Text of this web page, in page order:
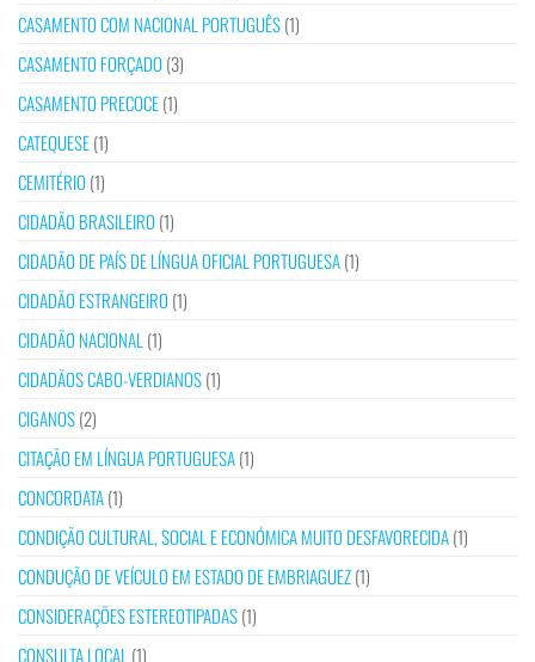
CASAMENTO COM NACIONAL PORTUGUÊS(1)
CASAMENTO FORÇADO (3)
CASAMENTO PRECOCE(1)
CATEQUESE(1)
CEMITÉRIO (1)
CIDADÃO BRASILEIRO (1)
CIDADÃO DE PAÍS DE LÍNGUA OFICIAL PORTUGUESA(1)
CIDADÃO ESTRANGEIRO (1)
CIDADÃO NACIONAL (1)
CIDADÃOS CABO-VERDIANOS(1)
CIGANOS(2)
CITAÇÃO EM LÍNGUA PORTUGUESA(1)
CONCORDATA(1)
CONDIÇÃO CULTURAL, SOCIAL E ECONÓMICA MUITO DESFAVORECIDA(1)
CONDUÇÃO DE VEÍCULO EM ESTADO DE EMBRIAGUEZ(1)
CONSIDERAÇÕES ESTEREOTIPADAS(1)
CONSULTA LOCAL (1)